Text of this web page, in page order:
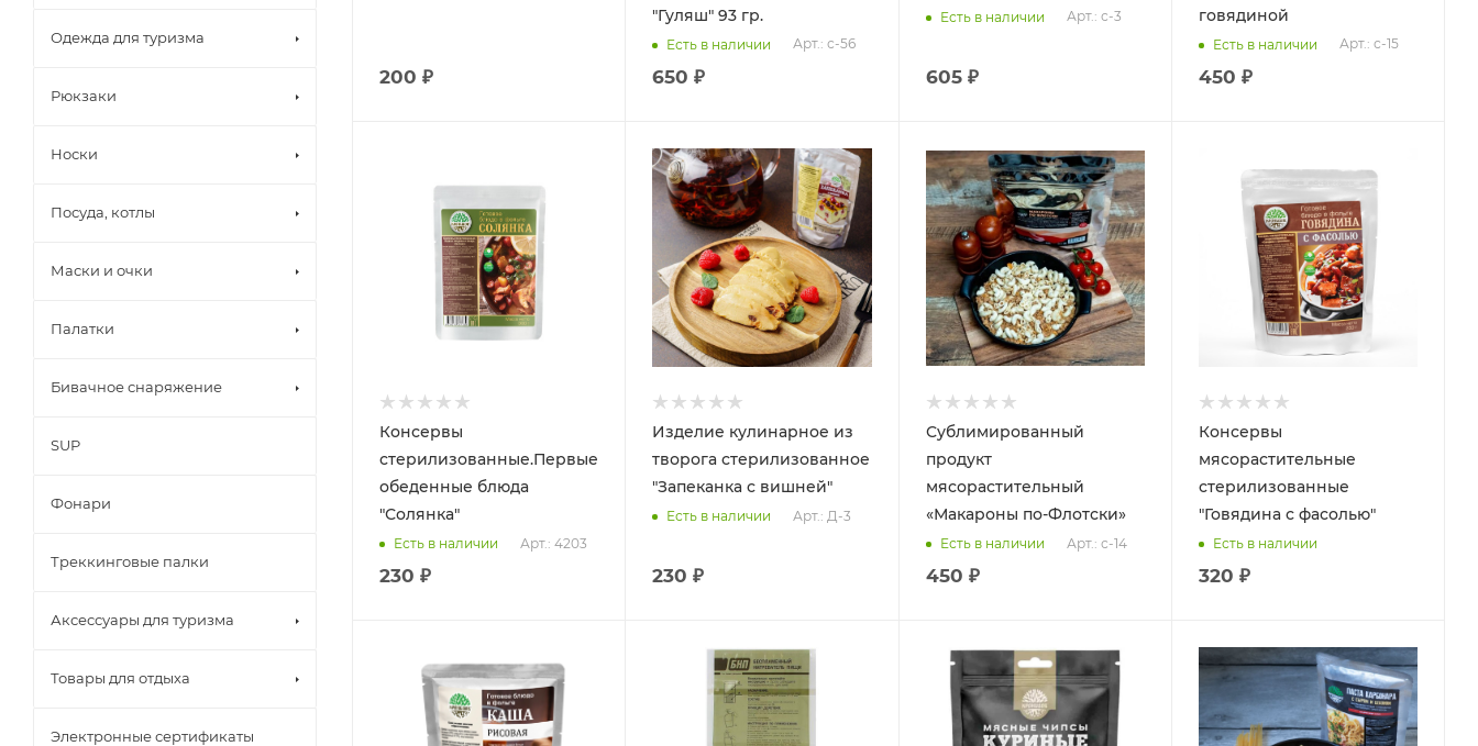
200 ₽
"Гуляш" 93 гр.
Есть в наличии Арт.: с-56
650 ₽
Есть в наличии Арт.: с-3
605 ₽
говядиной
Есть в наличии Арт.: с-15
450 ₽
Консервы
стерилизованные.Первые
обеденные блюда
"Солянка"
Есть в наличии Арт.: 4203
230 ₽
Изделие кулинарное из
творога стерилизованное
"Запеканка с вишней"
Есть в наличии Арт.: Д-3
230 ₽
Сублимированный
продукт
мясорастительный
«Макароны по-Флотски»
Есть в наличии Арт.: с-14
450 ₽
Консервы
мясорастительные
стерилизованные
"Говядина с фасолью"
Есть в наличии
320 ₽
Одежда для туризма
Рюкзаки
Носки
Посуда, котлы
Маски и очки
Палатки
Бивачное снаряжение
SUP
Фонари
Треккинговые палки
Аксессуары для туризма
Товары для отдыха
Электронные сертификаты